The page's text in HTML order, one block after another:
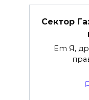
Сектор
Em Я,